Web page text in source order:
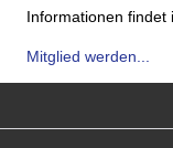
Informationen findet
Mitglied werden...